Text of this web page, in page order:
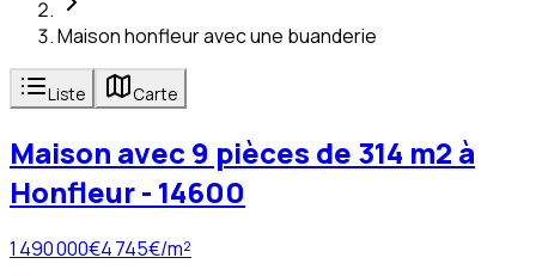
Maison honfleur avec une buanderie
Liste Carte
Maison avec 9 pièces de 314 m2 à
Honfleur - 14600
1 490 000€4 745€/m²